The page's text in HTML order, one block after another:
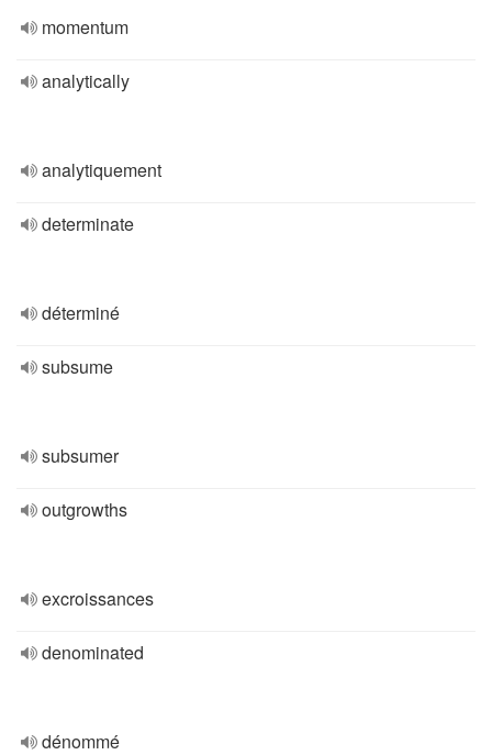
momentum
analytically
analytiquement
determinate
déterminé
subsume
subsumer
outgrowths
excroissances
denominated
dénommé